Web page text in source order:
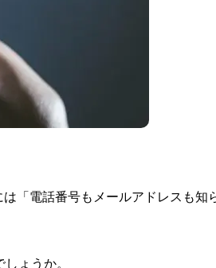
「電話番号もメールアドレスも知
ょうか。